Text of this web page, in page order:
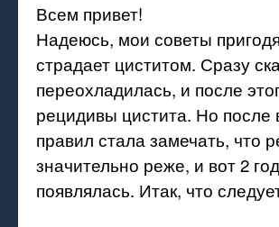
Всем привет!
Надеюсь, мои советы
страдает циститом. Сразу
переохладилась, и после
рецидивы цистита. Но после
правил стала замечать, что
значительно реже, и вот 2
появлялась. Итак, что